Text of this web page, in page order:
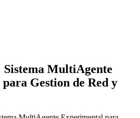
MultiAgente
Gestion de Red y